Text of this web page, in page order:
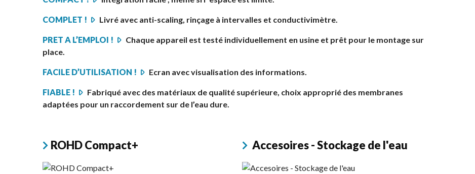
COMPLET ! Livré avec anti-scaling, rinçage à intervalles et conductivimètre.
PRET A L’EMPLOI !
Chaque appareil est testé individuellement en usine et prêt pour le montage sur
place.
FACILE D’UTILISATION ! Ecran avec visualisation des informations.
FIABLE !
Fabriqué avec des matériaux de qualité supérieure, choix approprié des membranes
adaptées pour un raccordement sur de l’eau dure.
ROHD Compact+ Accesoires - Stockage de l'eau